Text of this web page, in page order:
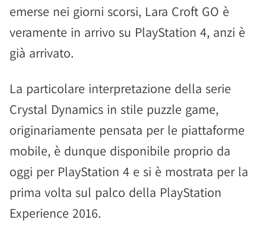
emerse nei giorni scorsi, Lara Croft GO è
veramente in arrivo su PlayStation 4, anzi è
già arrivato.
La particolare interpretazione della serie
Crystal Dynamics in stile puzzle game,
originariamente pensata per le piattaforme
mobile, è dunque disponibile proprio da
oggi per PlayStation 4 e si è mostrata per la
prima volta sul palco della PlayStation
Experience 2016.